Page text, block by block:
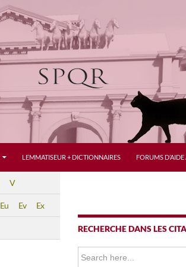
LEMMATISEUR + DICTIONNAIRES FORUMS
V
Eu Ev Ex
RECHERCHE DANS LES
Search
for: